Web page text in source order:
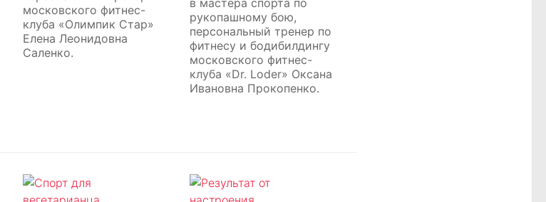
московского фитнес-
клуба «Олимпик Стар»
Елена Леонидовна
Саленко.
в мастера спорта по
рукопашному бою,
персональный тренер по
фитнесу и бодибилдингу
московского фитнес-
клуба «Dr. Loder» Оксана
Ивановна Прокопенко.